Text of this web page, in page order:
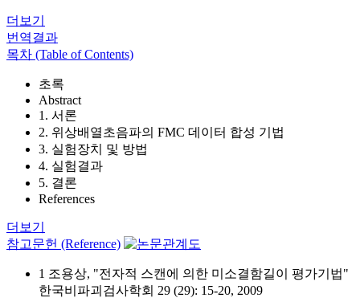
더보기
번역결과
목차 (Table of Contents)
초록
Abstract
1. 서론
2. 위상배열초음파의 FMC 데이터 합성 기법
3. 실험장치 및 방법
4. 실험결과
5. 결론
References
더보기
참고문헌 (Reference)
1 조용상, "전자적 스캔에 의한 미소결함길이 평가기법"
한국비파괴검사학회 29 (29): 15-20, 2009